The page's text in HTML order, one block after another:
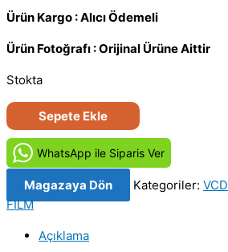
Ürün Kargo : Alıcı Ödemeli
Ürün Fotoğrafı : Orijinal Ürüne Aittir
Stokta
Kurtlar
Vadisi
Bölüm
47-
(2003)
Sepete Ekle
WhatsApp ile Siparis Ver
Magazaya Dön Kategoriler: VCD
FILM
Açıklama